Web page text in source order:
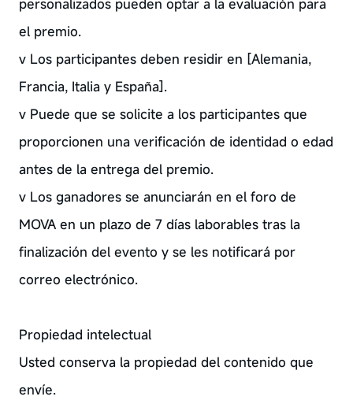
personalizados pueden optar a la evaluación para
el premio.
v Los participantes deben residir en [Alemania,
Francia, Italia y España].
v Puede que se solicite a los participantes que
proporcionen una verificación de identidad o edad
antes de la entrega del premio.
v Los ganadores se anunciarán en el foro de
MOVA en un plazo de 7 días laborables tras la
finalización del evento y se les notificará por
correo electrónico.
Propiedad intelectual
Usted conserva la propiedad del contenido que
envíe.